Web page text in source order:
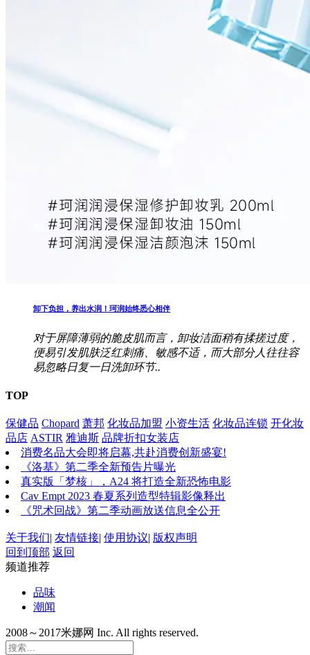
卸下负担，养出水润！珂润始终悉心相伴
对于屏障薄弱的脆皮肌而言，卸妆洁面稍有揉搓过度，
便易引发肌肤泛红刺痛、敏感不适，而大部分人往往容
易忽略日复一日洗卸环节..
TOP
保健品 Chopard 萧邦 化妆品加盟 小资生活 化妆品连锁 开化妆
品店 ASTIR 雅迪斯 品牌折扣女装店
消费名品大会即将启幕,共赴消费创新盛宴!
《洛基》第二季全新预告片曝光
真实版「梦核」，A24 将打造全新恐怖电影
Cav Empt 2023 春夏系列造型特辑影像释出
《咒术回战》第二季动画放送信息全公开
关于我们| 友情链接| 使用协议| 版权声明
回到顶部 返回
频道推荐
品味
潮闻
2008～2017米娜网 Inc. All rights reserved.